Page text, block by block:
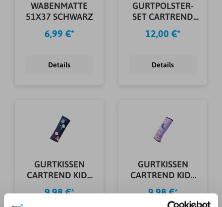
WABENMATTE
51X37 SCHWARZ
6,99 €*
Details
GURTPOLSTER-
SET CARTREND
KIDS BLAU
12,00 €*
Details
GURTKISSEN
CARTREND KIDS
BLAU
9,98 €*
GURTKISSEN
CARTREND KIDS
LILA
9,98 €*